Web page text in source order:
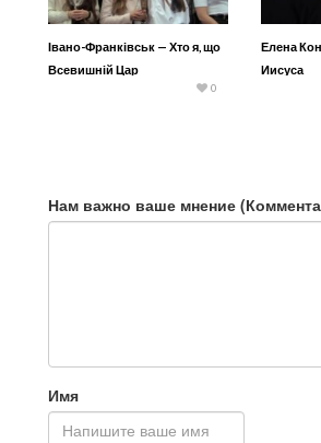
Івано-Франківськ — Хто я, що
Всевишній Цар
0
Елена
Иисуса
Нам важно ваше мнение
Имя